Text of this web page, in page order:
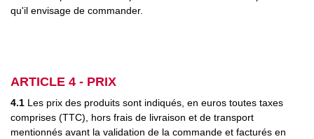
qu'il envisage de commander.
ARTICLE 4 - PRIX
4.1 Les prix des produits sont indiqués, en euros toutes taxes
comprises (TTC), hors frais de livraison et de transport
mentionnés avant la validation de la commande et facturés en